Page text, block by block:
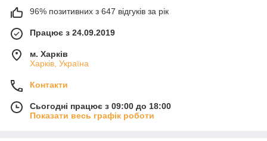
96% позитивних з 647 відгуків за рік
Працює з 24.09.2019
м. Харків
Харків, Україна
Контакти
Сьогодні працює з 09:00 до 18:00
Показати весь графік роботи